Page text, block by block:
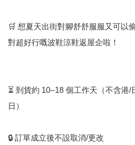
🛒 想夏天出街對腳舒舒服服又可以
對超好行嘅波鞋涼鞋返屋企啦！
⏳ 到貨約 10–18 個工作天（不含港
日）
🔒 訂單成立後不設取消/更改